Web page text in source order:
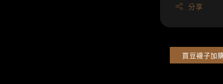
分享
買豆襪子加